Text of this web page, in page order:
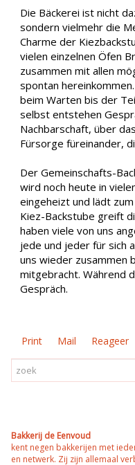
Die Bäckerei ist nicht
sondern vielmehr die
Charme der
vielen einzelnen Öfen
zusammen mit allen
spontan
beim Warten bis der
selbst entstehen
Nachbarschaft, über
Fürsorge füreinander,
Der Gemeinschafts-
wird noch heute in
eingeheizt und lädt
Kiez-Backstube greift
haben viele von uns
jede und jeder für sich
uns wieder zusammen
mitgebracht. Während
Gespräch.
Print Mail Reageer
Bakkerij de Eenvoud
kent negen bakkerijen met
en netwerk. Zij zijn allemaal